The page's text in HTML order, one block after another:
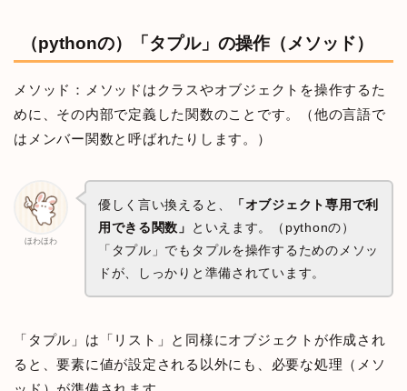
（pythonの）「タプル」の操作（メソッド）
メソッド：メソッドはクラスやオブジェクトを操作するた
めに、その内部で定義した関数のことです。（他の言語で
はメンバー関数と呼ばれたりします。）
ほわほわ
優しく言い換えると、
「オブジェクト専用で利
用できる関数」
といえます。（pythonの）
「タプル」でもタプルを操作するためのメソッ
ドが、しっかりと準備されています。
「タプル」は「リスト」と同様にオブジェクトが作成され
ると、要素に値が設定される以外にも、必要な処理（メソ